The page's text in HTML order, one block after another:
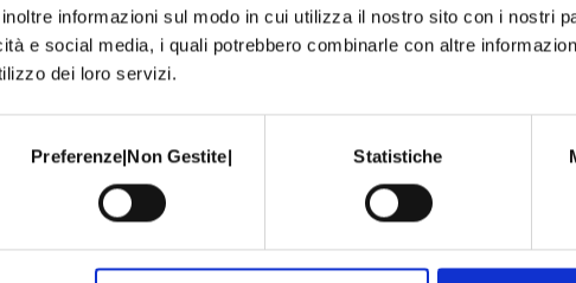
informazioni sul modo in cui utilizza il nostro sito con i nostri
e social media, i quali potrebbero combinarle con altre
dei loro servizi.
Preferenze|Non Gestite| Statistiche